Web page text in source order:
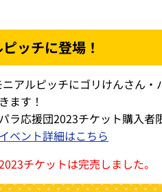
ッチに登場！
アルピッチにゴリけんさん
ます！
ラ応援団2023チケット購入者
ベント詳細はこちら
チケットは完売しました。